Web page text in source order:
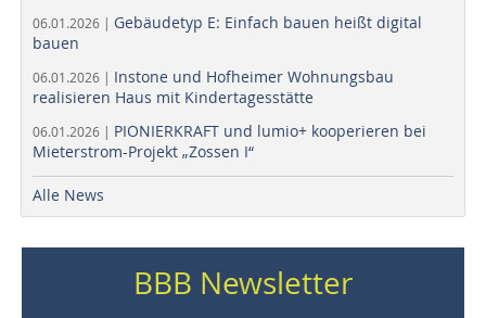
06.01.2026 | Gebäudetyp E: Einfach bauen heißt digital
bauen
06.01.2026 | Instone und Hofheimer Wohnungsbau
realisieren Haus mit Kindertagesstätte
06.01.2026 | PIONIERKRAFT und lumio+ kooperieren bei
Mieterstrom-Projekt „Zossen I“
Alle News
BBB Newsletter